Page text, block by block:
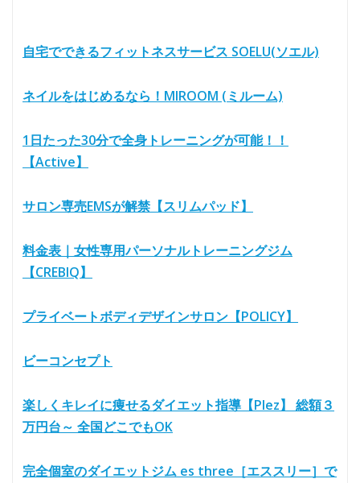
自宅でできるフィットネスサービス SOELU(ソエル)
ネイルをはじめるなら！MIROOM (ミルーム)
1日たった30分で全身トレーニングが可能！！
【Active】
サロン専売EMSが解禁【スリムパッド】
料金表｜女性専用パーソナルトレーニングジム
【CREBIQ】
プライベートボディデザインサロン【POLICY】
ビーコンセプト
楽しくキレイに痩せるダイエット指導【Plez】 総額３
万円台～ 全国どこでもOK
完全個室のダイエットジム es three［エススリー］で